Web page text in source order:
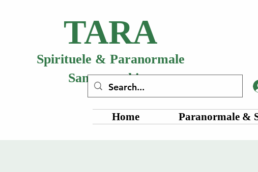
TARA
Spirituele & Paranormale
Samenwerking
Paranormale &
Home